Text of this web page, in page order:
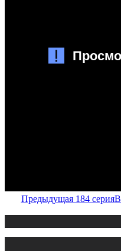
Предыдущая 184 серия